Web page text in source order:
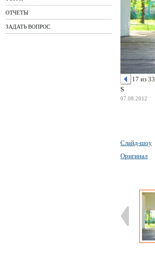
ОТЧЕТЫ
ЗАДАТЬ ВОПРОС
17 из 33
S
07.08.2012
Слайд-шоу
Оригинал